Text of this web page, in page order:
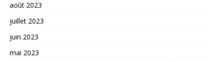
août 2023
juillet 2023
juin 2023
mai 2023